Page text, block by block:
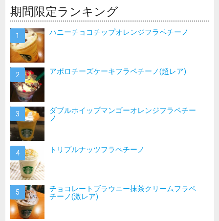
期間限定ランキング
ハニーチョコチップオレンジフラペチーノ
アポロチーズケーキフラペチーノ(超レア)
ダブルホイップマンゴーオレンジフラペチー
ノ
トリプルナッツフラペチーノ
チョコレートブラウニー抹茶クリームフラペ
チーノ(激レア)